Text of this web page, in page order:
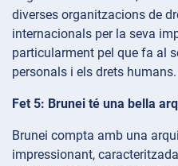
diverses organitzacions de
internacionals per la seva
particularment pel que fa al
personals i els drets humans.
Fet 5: Brunei té una bella
Brunei compta amb una
impressionant,